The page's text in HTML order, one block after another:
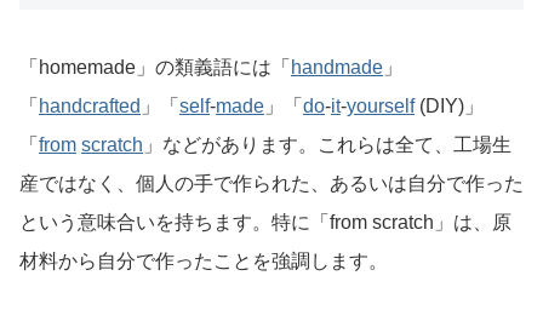
「homemade」の類義語には「 handmade 」
「 handcrafted 」「 self-made 」「 do-it-yourself(DIY)」
「 from scratch 」などがあります。これらは全て、工場生
産ではなく、個人の手で作られた、あるいは自分で作った
という意味合いを持ちます。特に「from scratch」は、原
材料から自分で作ったことを強調します。